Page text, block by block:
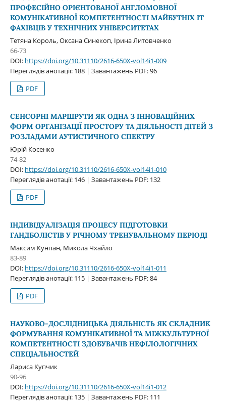
ПРОФЕСІЙНО ОРІЄНТОВАНОЇ АНГЛОМОВНОЇ
КОМУНІКАТИВНОЇ КОМПЕТЕНТНОСТІ МАЙБУТНІХ ІТ
ФАХІВЦІВ У ТЕХНІЧНИХ УНІВЕРСИТЕТАХ
Тетяна Король, Оксана Синекоп, Ірина Литовченко
66-73
DOI: https://doi.org/10.31110/2616-650X-vol14i1-009
Переглядів анотації: 188 | Завантажень PDF: 96
PDF
СЕНСОРНІ МАРШРУТИ ЯК ОДНА З ІННОВАЦІЙНИХ
ФОРМ ОРГАНІЗАЦІЇ ПРОСТОРУ ТА ДІЯЛЬНОСТІ ДІТЕЙ З
РОЗЛАДАМИ АУТИСТИЧНОГО СПЕКТРУ
Юрій Косенко
74-82
DOI: https://doi.org/10.31110/2616-650X-vol14i1-010
Переглядів анотації: 146 | Завантажень PDF: 132
PDF
ІНДИВІДУАЛІЗАЦІЯ ПРОЦЕСУ ПІДГОТОВКИ
ГАНДБОЛІСТІВ У РІЧНОМУ ТРЕНУВАЛЬНОМУ ПЕРІОДІ
Максим Кунпан, Микола Чхайло
83-89
DOI: https://doi.org/10.31110/2616-650X-vol14i1-011
Переглядів анотації: 115 | Завантажень PDF: 84
PDF
НАУКОВО-ДОСЛІДНИЦЬКА ДІЯЛЬНІСТЬ ЯК СКЛАДНИК
ФОРМУВАННЯ КОМУНІКАТИВНОЇ ТА МІЖКУЛЬТУРНОЇ
КОМПЕТЕНТНОСТІ ЗДОБУВАЧІВ НЕФІЛОЛОГІЧНИХ
СПЕЦІАЛЬНОСТЕЙ
Лариса Купчик
90-96
DOI: https://doi.org/10.31110/2616-650X-vol14i1-012
Переглядів анотації: 135 | Завантажень PDF: 111